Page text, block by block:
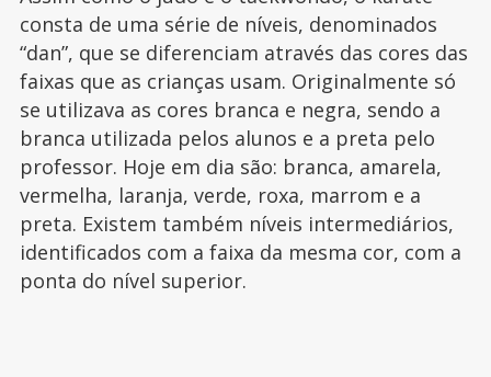
consta de uma série de níveis, denominados
“dan”, que se diferenciam através das cores das
faixas que as crianças usam. Originalmente só
se utilizava as cores branca e negra, sendo a
branca utilizada pelos alunos e a preta pelo
professor. Hoje em dia são: branca, amarela,
vermelha, laranja, verde, roxa, marrom e a
preta. Existem também níveis intermediários,
identificados com a faixa da mesma cor, com a
ponta do nível superior.